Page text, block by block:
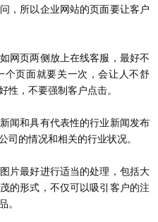
，所以企业网站的页面要让客户
页两侧放上在线客服，最好不
页面就要关一次，会让人不舒
性，不要强制客户点击。
和具有代表性的行业新闻发布
司的情况和相关的行业状况。
最好进行适当的处理，包括大
的形式，不仅可以吸引客户的注
。